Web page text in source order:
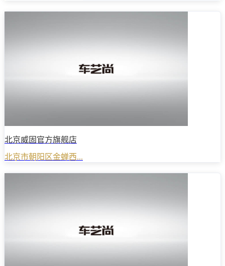
北京威固官方旗舰店
北京市朝阳区金蝉西...